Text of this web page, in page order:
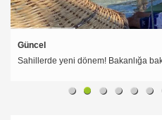
Güncel
Sahillerde yeni dönem! Bakanlığa